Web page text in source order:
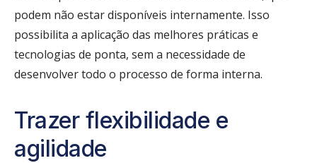
podem não estar disponíveis internamente. Isso
possibilita a aplicação das melhores práticas e
tecnologias de ponta, sem a necessidade de
desenvolver todo o processo de forma interna.
Trazer flexibilidade e
agilidade